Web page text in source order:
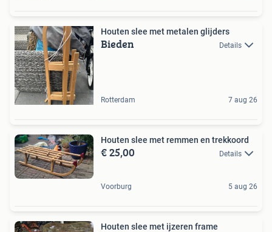
Houten slee met metalen glijders
Bieden Details
Rotterdam 7 aug 26
Houten slee met remmen en trekkoord
€ 25,00 Details
Voorburg 5 aug 26
Houten slee met ijzeren frame